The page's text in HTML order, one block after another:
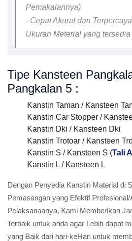
Pemakaiannya)
- Cepat Akurat dan
Ukuran Meterial yang
Tipe Kansteen
Pangkalan 5 :
Kanstin Taman / Kansteen
Kanstin Car Stopper /
Kanstin Dki / Kansteen Dki
Kanstin Trotoar / Kansteen
Kanstin S / Kansteen S (Tali
Kanstin L / Kansteen L
Dengan Penyedia Kanstin Material di
Pemasangan yang Efektif
Pelaksanaanya, Kami Memberikan
Terbaik untuk anda agar Lebih dapat
yang Baik dari hari-keHari untuk